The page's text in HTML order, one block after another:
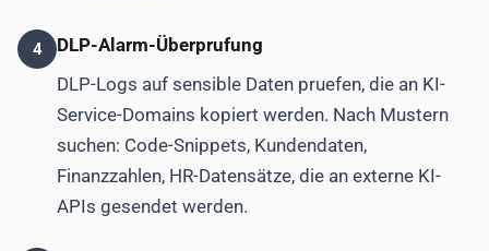
4
DLP-Alarm-Überprufung
DLP-Logs auf sensible Daten pruefen, die an KI-
Service-Domains kopiert werden. Nach Mustern
suchen: Code-Snippets, Kundendaten,
Finanzzahlen, HR-Datensätze, die an externe KI-
APIs gesendet werden.